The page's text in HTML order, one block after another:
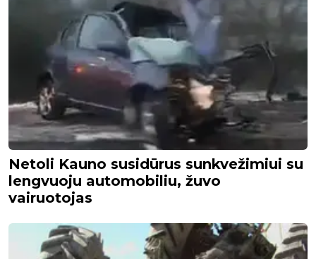
Netoli Kauno susidūrus sunkvežimiui su
lengvuoju automobiliu, žuvo
vairuotojas